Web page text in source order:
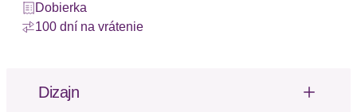
Dobierka
100 dní na vrátenie
Dizajn